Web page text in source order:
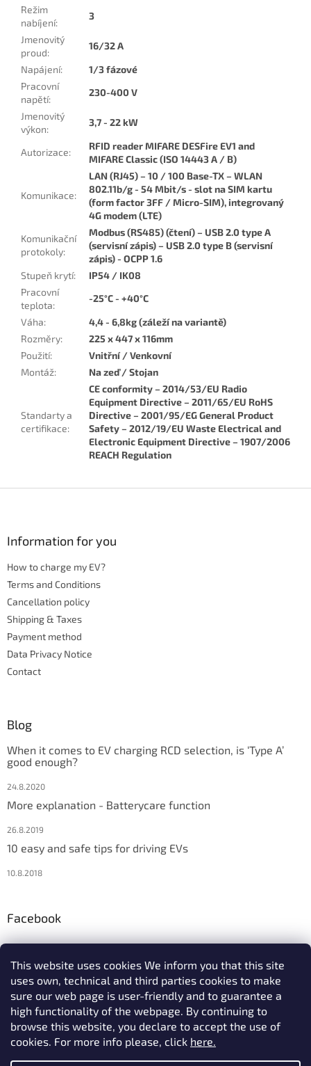
This website uses cookies We inform you that this site
uses own, technical and third parties cookies to make
sure our web page is user-friendly and to guarantee a
high functionality of the webpage. By continuing to
browse this website, you declare to accept the use of
cookies. For more info please, click here.
Režim
nabíjení:
3
Jmenovitý
proud:
16/32 A
Napájení:
1/3 fázové
Pracovní
napětí:
230-400 V
Jmenovitý
výkon:
3,7 - 22 kW
Autorizace:
RFID reader MIFARE DESFire EV1 and
MIFARE Classic (ISO 14443 A / B)
Komunikace:
LAN (RJ45) – 10 / 100 Base-TX – WLAN
802.11b/g - 54 Mbit/s - slot na SIM kartu
(form factor 3FF / Micro-SIM), integrovaný
4G modem (LTE)
Komunikační
protokoly:
Modbus (RS485) (čtení) – USB 2.0 type A
(servisní zápis) – USB 2.0 type B (servisní
zápis) - OCPP 1.6
Stupeň krytí:
IP54 / IK08
Pracovní
teplota:
-25°C - +40°C
Váha:
4,4 - 6,8kg (záleží na variantě)
Rozměry:
225 x 447 x 116mm
Použití:
Vnitřní / Venkovní
Montáž: Na zeď / Stojan
Standarty a
certifikace:
CE conformity – 2014/53/EU Radio
Equipment Directive – 2011/65/EU RoHS
Directive – 2001/95/EG General Product
Safety – 2012/19/EU Waste Electrical and
Electronic Equipment Directive – 1907/2006
REACH Regulation
Information for you
How to charge my EV?
Terms and Conditions
Cancellation policy
Shipping & Taxes
Payment method
Data Privacy Notice
Contact
Blog
When it comes to EV charging RCD selection, is ‘Type A’
good enough?
24.8.2020
More explanation - Batterycare function
26.8.2019
10 easy and safe tips for driving EVs
10.8.2018
Facebook
We accept online payments